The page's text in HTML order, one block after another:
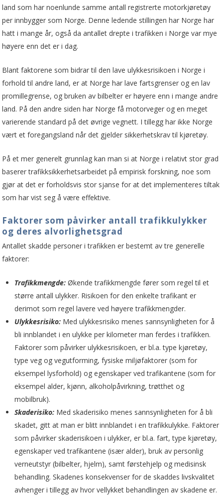
land som har noenlunde samme antall registrerte motorkjøretøy
per innbygger som Norge. Denne ledende stillingen har Norge har
hatt i mange år, også da antallet drepte i trafikken i Norge var mye
høyere enn det er i dag.
Blant faktorene som bidrar til den lave ulykkesrisikoen i Norge i
forhold til andre land, er at Norge har lave fartsgrenser og en lav
promillegrense, og bruken av bilbelter er høyere enn i mange andre
land. På den andre siden har Norge få motorveger og en meget
varierende standard på det øvrige veg­nett. I tillegg har ikke Norge
vært et foregangsland når det gjelder sikkerhetskrav til kjøretøy.
På et mer generelt grunnlag kan man si at Norge i relativt stor grad
baserer trafikksikkerhetsarbeidet på empirisk forskning, noe som
gjør at det er forholdsvis stor sjanse for at det implementeres tiltak
som har vist seg å være effektive.
Faktorer som påvirker antall trafikkulykker
og deres alvorlighetsgrad
Antallet skadde personer i trafikken er bestemt av tre generelle
faktorer:
Trafikkmengde: Økende trafikkmengde fører som regel til et
større antall ulykker. Risikoen for den enkelte trafikant er
derimot som regel lavere ved høyere trafikkmengder.
Ulykkesrisiko: Med ulykkesrisiko menes sannsynligheten for å
bli innblandet i en ulykke per kilometer man ferdes i trafikken.
Faktorer som påvirker ulykkesrisikoen, er bl.a. type kjøretøy,
type veg og vegutforming, fysiske miljøfaktorer (som for
eksempel lysforhold) og egenskaper ved trafikantene (som for
eksempel alder, kjønn, alkoholpåvirkning, trøtthet og
mobilbruk).
Skaderisiko: Med skaderisiko menes sannsynligheten for å bli
skadet, gitt at man er blitt innblandet i en trafikkulykke. Faktorer
som påvirker skaderisikoen i ulykker, er bl.a. fart, type kjøretøy,
egenskaper ved trafikantene (især alder), bruk av personlig
verneutstyr (bilbelter, hjelm), samt førstehjelp og medisinsk
behandling. Skadenes konsekvenser for de skaddes livskvalitet
avhenger i tillegg av hvor vellykket behandlingen av skadene er.